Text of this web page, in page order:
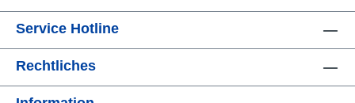
Service Hotline
Rechtliches